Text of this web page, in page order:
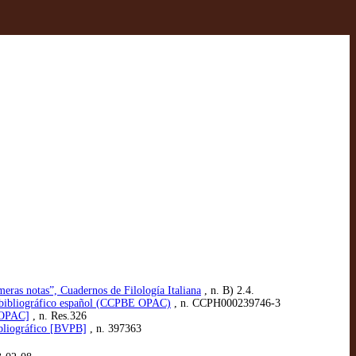
notas”, Cuadernos de Filología Italiana , n. B) 2.4.
español (CCPBE OPAC) , n. CCPH000239746-3
, n. Res.326
[BVPB] , n. 397363